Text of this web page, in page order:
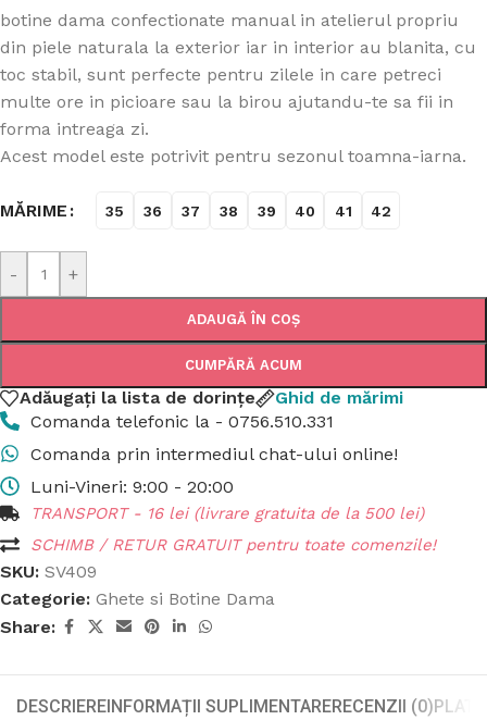
botine dama confectionate manual in atelierul propriu
din piele naturala la exterior iar in interior au blanita, cu
toc stabil, sunt perfecte pentru zilele in care petreci
multe ore in picioare sau la birou ajutandu-te sa fii in
forma intreaga zi.
Acest model este potrivit pentru sezonul toamna-iarna.
MĂRIME 35 36 37 38 39 40 41 42
- +
ADAUGĂ ÎN COȘ
CUMPĂRĂ ACUM
Adăugați la lista de dorințe
Ghid de mărimi
Comanda telefonic la - 0756.510.331
Comanda prin intermediul chat-ului online!
Luni-Vineri: 9:00 - 20:00
TRANSPORT - 16 lei (livrare gratuita de la 500 lei)
SCHIMB / RETUR GRATUIT pentru toate comenzile!
SKU: SV409
Categorie: Ghete si Botine Dama
Share:
DESCRIEREINFORMAȚII SUPLIMENTARERECENZII (0)